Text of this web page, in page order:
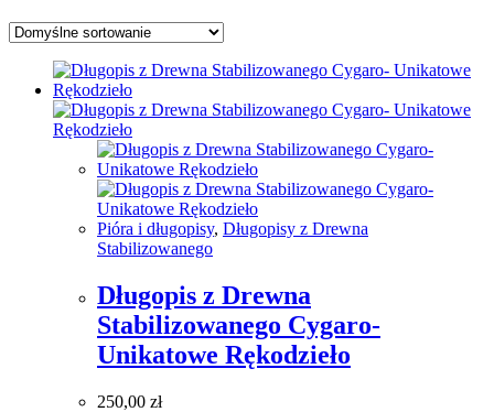
Pióra i długopisy, Długopisy z Drewna
Stabilizowanego
Długopis z Drewna
Stabilizowanego Cygaro-
Unikatowe Rękodzieło
250,00 zł